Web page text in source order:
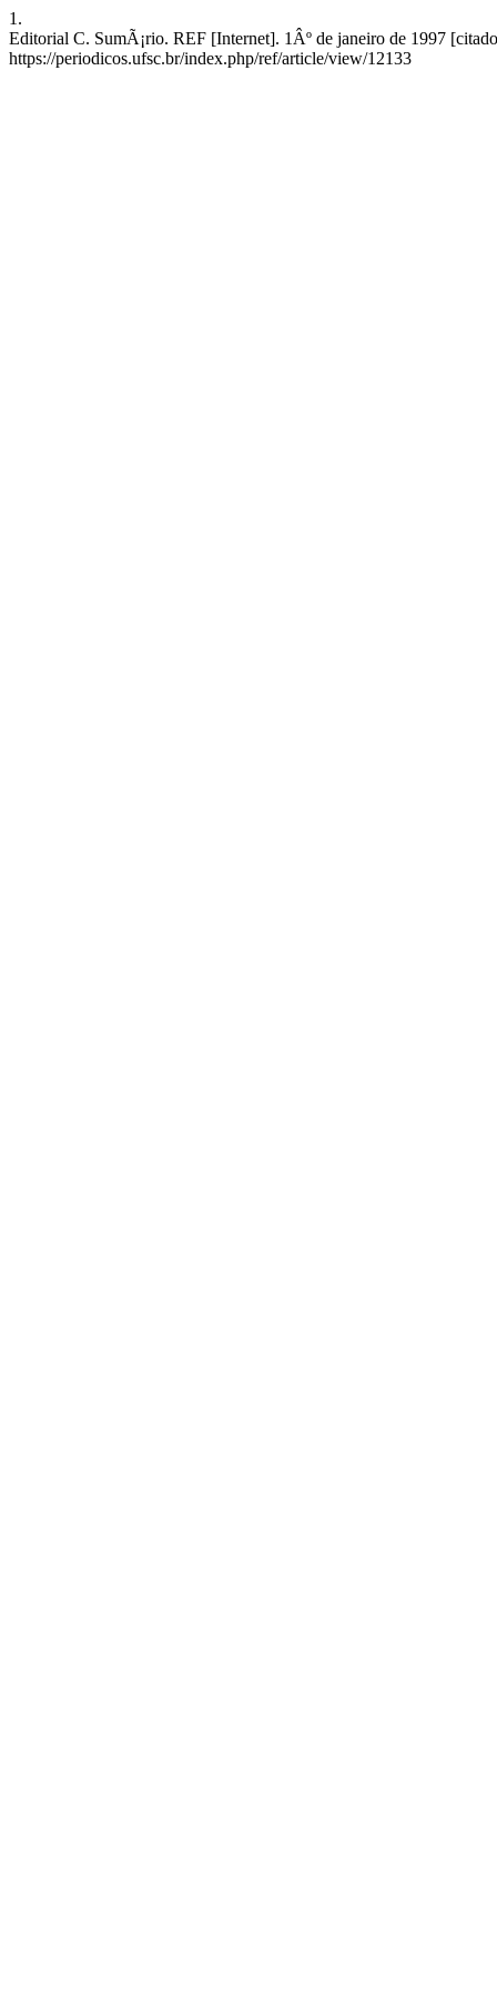
1.
Editorial C. SumÃ¡rio. REF [Internet]. 1Âº de janeiro de 1997
https://periodicos.ufsc.br/index.php/ref/article/view/12133